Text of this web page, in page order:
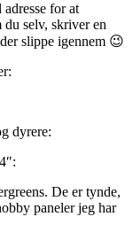
for at
du selv, skriver en
slippe igennem 😉
dyrere:
De er tynde,
paneler jeg har